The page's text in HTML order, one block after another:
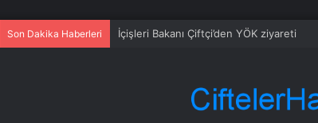
Son Dakika Haberleri İçişleri Bakanı Çiftçi’den YÖK ziyareti